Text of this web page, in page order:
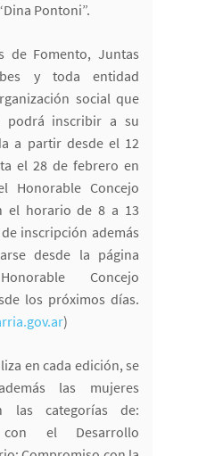
Pontoni”.
de Fomento, Juntas
y toda entidad
social que
podrá inscribir a su
a partir desde el 12
el 28 de febrero en
Honorable Concejo
el horario de 8 a 13
inscripción además
desde la página
Concejo
los próximos días.
)
en cada edición, se
las mujeres
las categorías de:
con el Desarrollo